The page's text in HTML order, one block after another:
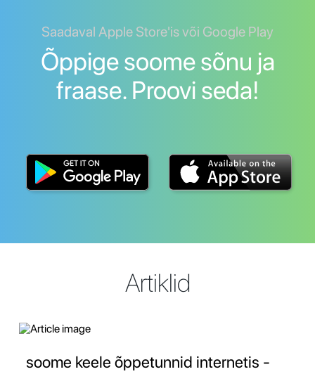
Saadaval Apple Store'is või Google Play
Õppige soome sõnu ja
fraase. Proovi seda!
Artiklid
soome keele õppetunnid internetis -